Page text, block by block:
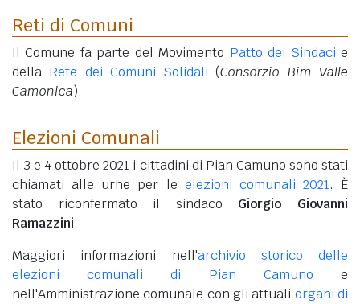
Reti di Comuni
Il Comune fa parte del Movimento Patto dei Sindaci e
della Rete dei Comuni Solidali (Consorzio Bim Valle
Camonica).
Elezioni Comunali
Il 3 e 4 ottobre 2021 i cittadini di Pian Camuno sono stati
chiamati alle urne per le elezioni comunali 2021. È
stato riconfermato il sindaco Giorgio Giovanni
Ramazzini.
Maggiori informazioni nell'archivio storico delle
elezioni comunali di Pian Camuno e
nell'Amministrazione comunale con gli attuali organi di